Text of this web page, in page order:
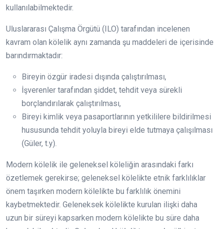
kullanılabilmektedir.
Uluslararası Çalışma Örgütü (ILO) tarafından incelenen
kavram olan kölelik aynı zamanda şu maddeleri de içerisinde
barındırmaktadır:
Bireyin özgür iradesi dışında çalıştırılması,
İşverenler tarafından şiddet, tehdit veya sürekli
borçlandırılarak çalıştırılması,
Bireyi kimlik veya pasaportlarının yetkililere bildirilmesi
hususunda tehdit yoluyla bireyi elde tutmaya çalışılması
(Güler, t.y).
Modern kölelik ile geleneksel köleliğin arasındaki farkı
özetlemek gerekirse; geleneksel kölelikte etnik farklılıklar
önem taşırken modern kölelikte bu farklılık önemini
kaybetmektedir. Geleneksek kölelikte kurulan ilişki daha
uzun bir süreyi kapsarken modern kölelikte bu süre daha